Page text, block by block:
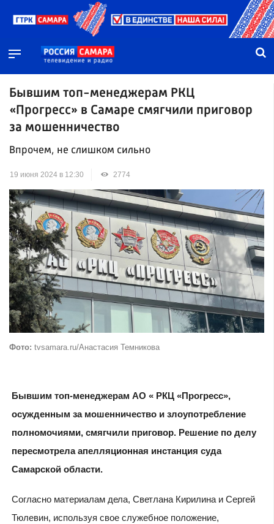
Бывшим топ-менеджерам РКЦ
«Прогресс» в Самаре смягчили приговор
за мошенничество
Впрочем, не слишком сильно
19 июня 2024 в 12:30 2774
Фото: tvsamara.ru/Анастасия Темникова
Бывшим топ-менеджерам АО « РКЦ «Прогресс»,
осужденным за мошенничество и злоупотребление
полномочиями, смягчили приговор. Решение по делу
пересмотрела апелляционная инстанция суда
Самарской области.
Согласно материалам дела, Светлана Кирилина и Сергей
Тюлевин, используя свое служебное положение,